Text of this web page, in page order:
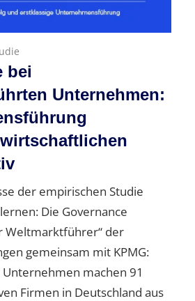
bei
Unternehmen:
der empirischen Studie
Die Governance
der
gemeinsam mit KPMG:
machen 91
Firmen in Deutschland aus